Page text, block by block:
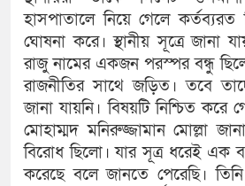
হাসপাতালে নিয়ে গেলে
ঘোষনা করে। স্থানীয় সূত্রে জানা
রাজু নামের একজন পরস্পর বন্ধু
রাজনীতির সাথে জড়িত। তবে
জানা যায়নি। বিষয়টি নিশ্চিত করে
মোহাম্মদ মনিরুজ্জামান মোল্লা
বিরোধ ছিলো। যার সূত্র ধরেই এক
করেছে বলে জানতে পেরেছি।